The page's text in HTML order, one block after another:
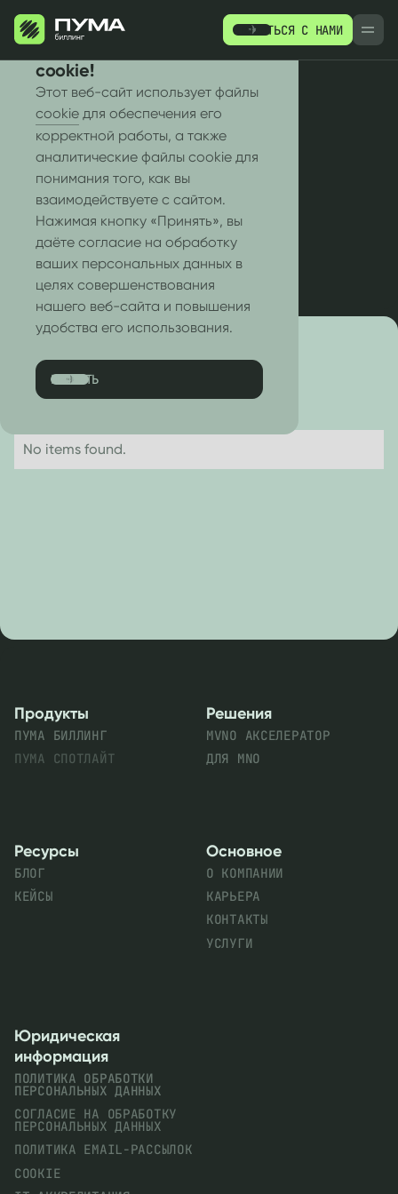
СВЯЗАТЬСЯ С НАМИ
РУ EN
Мы используем файлы
cookie!
Этот веб-сайт использует файлы
cookie для обеспечения его
корректной работы, а также
аналитические файлы cookie для
понимания того, как вы
взаимодействуете с сайтом.
Нажимая кнопку «Принять», вы
даёте согласие на обработку
ваших персональных данных в
целях совершенствования
нашего веб-сайта и повышения
удобства его использования.
ПРИНЯТЬ
ВСЕ СТАТЬИ
eSim
No items found.
Продукты
ПУМА БИЛЛИНГ
ПУМА СПОТЛАЙТ
Решения
MVNO АКСЕЛЕРАТОР
ДЛЯ MNO
Ресурсы
БЛОГ
КЕЙСЫ
Основное
О КОМПАНИИ
КАРЬЕРА
КОНТАКТЫ
УСЛУГИ
Юридическая
информация
ПОЛИТИКА ОБРАБОТКИ
ПЕРСОНАЛЬНЫХ ДАННЫХ
СОГЛАСИЕ НА ОБРАБОТКУ
ПЕРСОНАЛЬНЫХ ДАННЫХ
ПОЛИТИКА EMAIL-РАССЫЛОК
COOKIE